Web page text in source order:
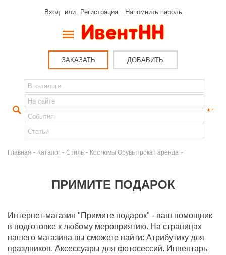
Вход или Регистрация Напомнить пароль
ЗАКАЗАТЬ ДОБАВИТЬ
Главная - Каталог - Стиль - Костюмы Обувь прокат аренда -
ПРИМИТЕ ПОДАРОК
Интернет-магазин "Примите подарок" - ваш помощник
в подготовке к любому мероприятию. На страницах
нашего магазина вы сможете найти: Атрибутику для
праздников. Аксессуары для фотосессий. Инвентарь